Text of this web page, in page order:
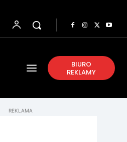
BIURO
REKLAMY
REKLAMA